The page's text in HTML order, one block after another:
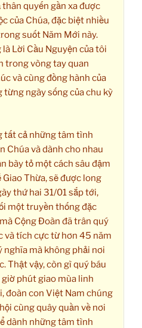
quyến gần xa được
của Chúa, đặc biệt nhiều
suốt Năm Mới này.
Lời Cầu Nguyện của tôi
trong vòng tay quan
và cùng đồng hành của
ngày sống của chu kỳ
tất cả những tâm tình
Chúa và dành cho nhau
bày tỏ một cách sâu đậm
Thừa, sẽ được long
thứ hai 31/01 sắp tới,
một truyền thống đặc
Cộng Đoàn đã trân quý
và tích cực từ hơn 45 năm
nghĩa mà không phải nơi
Thật vậy, còn gì quý báu
phút giao mùa linh
đoàn con Việt Nam chúng
cùng quây quần về nơi
dành những tâm tình